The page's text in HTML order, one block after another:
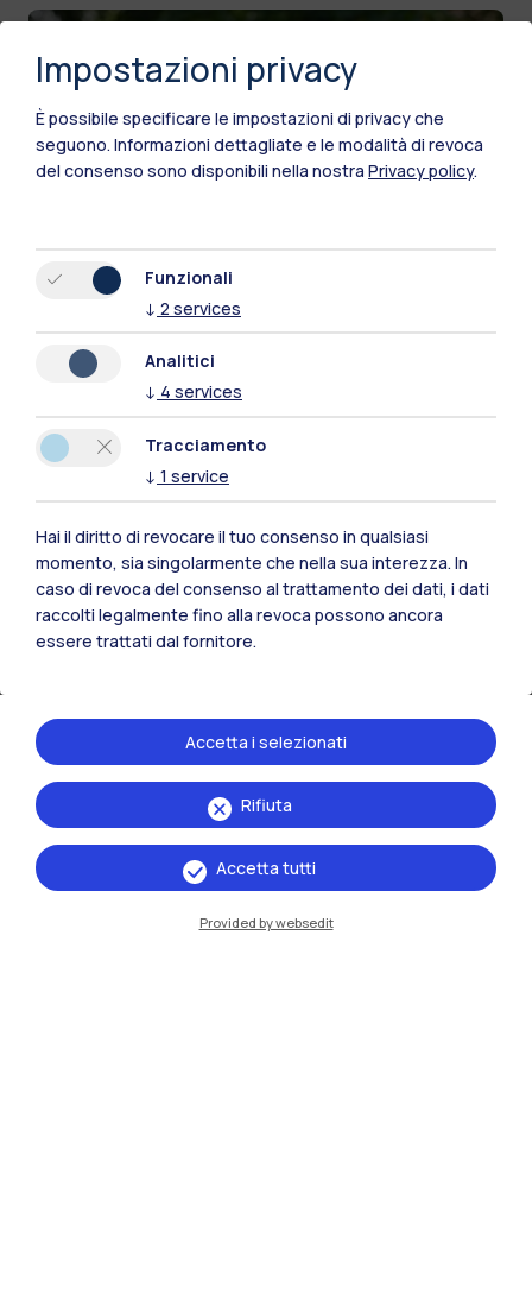
Vita da studente
Le tappe principali che scandiscono la vita
universitaria dall’immatricolazione fino alla laurea
Verso il mondo del lavoro
Impostazioni privacy
È possibile specificare le impostazioni di privacy che
seguono. Informazioni dettagliate e le modalità di revoca
del consenso sono disponibili nella nostra Privacy policy.
Funzionali
↓ 2 services
Analitici
↓ 4 services
Tracciamento
↓ 1 service
Hai il diritto di revocare il tuo consenso in qualsiasi
momento, sia singolarmente che nella sua interezza. In
caso di revoca del consenso al trattamento dei dati, i dati
raccolti legalmente fino alla revoca possono ancora
essere trattati dal fornitore.
Rifiuta
Accetta i selezionati
Accetta tutti
Provided by websedit